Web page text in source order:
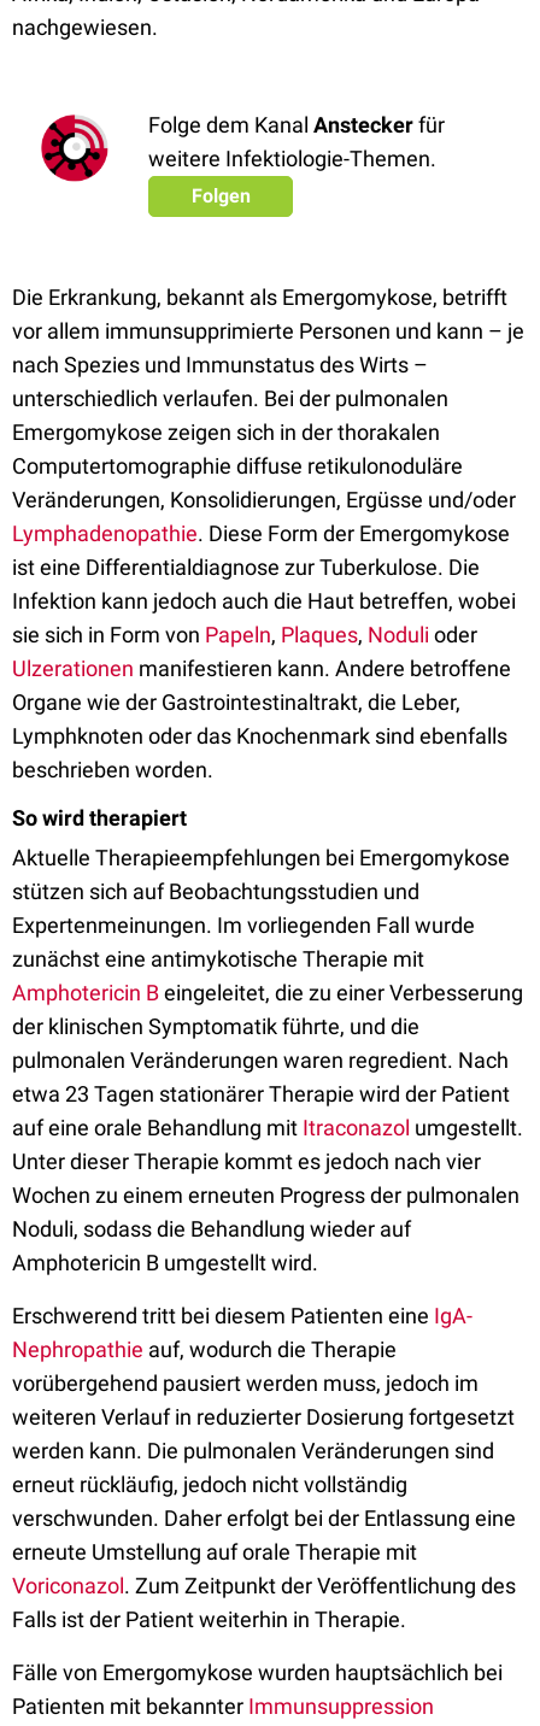
nachgewiesen.
Folge dem Kanal Ansteckerfür
weitere Infektiologie-Themen.
Folgen
Die Erkrankung, bekannt als Emergomykose, betrifft
vor allem immunsupprimierte Personen und kann – je
nach Spezies und Immunstatus des Wirts –
unterschiedlich verlaufen. Bei der pulmonalen
Emergomykose zeigen sich in der thorakalen
Computertomographie diffuse retikulonoduläre
Veränderungen, Konsolidierungen, Ergüsse und/oder
Lymphadenopathie. Diese Form der Emergomykose
ist eine Differentialdiagnose zur Tuberkulose. Die
Infektion kann jedoch auch die Haut betreffen, wobei
sie sich in Form von Papeln, Plaques, Noduli oder
Ulzerationen manifestieren kann. Andere betroffene
Organe wie der Gastrointestinaltrakt, die Leber,
Lymphknoten oder das Knochenmark sind ebenfalls
beschrieben worden.
So wird therapiert
Aktuelle Therapieempfehlungen bei Emergomykose
stützen sich auf Beobachtungsstudien und
Expertenmeinungen. Im vorliegenden Fall wurde
zunächst eine antimykotische Therapie mit
Amphotericin Beingeleitet, die zu einer Verbesserung
der klinischen Symptomatik führte, und die
pulmonalen Veränderungen waren regredient. Nach
etwa 23 Tagen stationärer Therapie wird der Patient
auf eine orale Behandlung mit Itraconazol umgestellt.
Unter dieser Therapie kommt es jedoch nach vier
Wochen zu einem erneuten Progress der pulmonalen
Noduli, sodass die Behandlung wieder auf
Amphotericin B umgestellt wird.
Erschwerend tritt bei diesem Patienten eine IgA-
Nephropathie auf, wodurch die Therapie
vorübergehend pausiert werden muss, jedoch im
weiteren Verlauf in reduzierter Dosierung fortgesetzt
werden kann. Die pulmonalen Veränderungen sind
erneut rückläufig, jedoch nicht vollständig
verschwunden. Daher erfolgt bei der Entlassung eine
erneute Umstellung auf orale Therapie mit
Voriconazol. Zum Zeitpunkt der Veröffentlichung des
Falls ist der Patient weiterhin in Therapie.
Fälle von Emergomykose wurden hauptsächlich bei
Patienten mit bekannter Immunsuppression